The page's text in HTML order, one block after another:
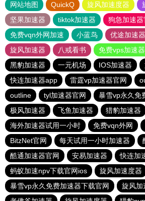
网站地图 QuickQ 旋风加速度器
坚果加速器
tiktok加速器
狗急加速器
免费vqn外网加速
小蓝鸟 优途加速
旋风加速器
八戒看书
免费vps加速
黑豹加速器
一元机场 IOS加速器
快连加速器app
雷霆vp加速器官网
outline
tyl加速器官网
暴雪vp永久免
极风加速器
飞鱼加速器
猎豹加速器
海外加速器试用一小时
免费vqn外网
BitzNet官网
每天试用一小时加速器
酷通加速器官网
安易加速器
快连加
蚂蚁加速npv下载官网ios
旋风加速度器
暴雪vp永久免费加速器下载官网
旋风加